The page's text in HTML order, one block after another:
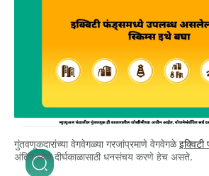
गुंतवणूकदारांच्या वेगवेगळ्या गरजांप्रमाणे वेगवेगळे
अंतिम ध्येय दीर्घकाळासाठी धनसंचय करणे हेच असते.